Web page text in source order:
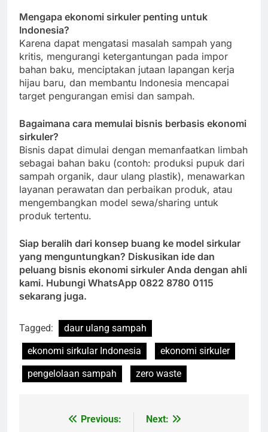
Mengapa ekonomi sirkuler penting untuk
Indonesia?
Karena dapat mengatasi masalah sampah yang
kritis, mengurangi ketergantungan pada impor
bahan baku, menciptakan jutaan lapangan kerja
hijau baru, dan membantu Indonesia mencapai
target pengurangan emisi dan sampah.
Bagaimana cara memulai bisnis berbasis ekonomi
sirkuler?
Bisnis dapat dimulai dengan memanfaatkan limbah
sebagai bahan baku (contoh: produksi pupuk dari
sampah organik, daur ulang plastik), menawarkan
layanan perawatan dan perbaikan produk, atau
mengembangkan model sewa/sharing untuk
produk tertentu.
Siap beralih dari konsep buang ke model sirkular
yang menguntungkan? Diskusikan ide dan
peluang bisnis ekonomi sirkuler Anda dengan ahli
kami. Hubungi WhatsApp 0822 8780 0115
sekarang juga.
Tagged:
daur ulang sampah
ekonomi sirkular Indonesia
ekonomi sirkuler
pengelolaan sampah
zero waste
NavigasiPrevious:
Next: